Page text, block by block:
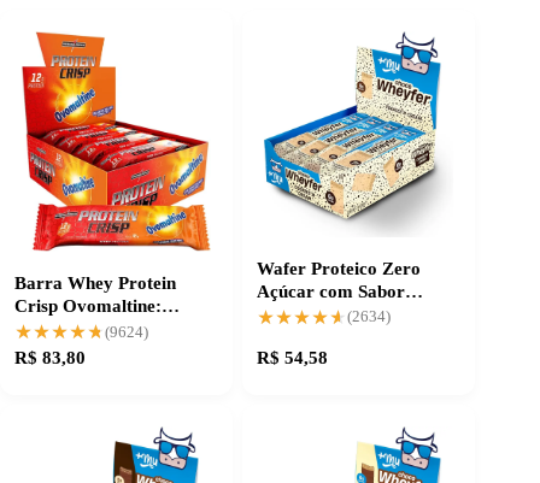
Barra Whey Protein
Crisp Ovomaltine:
Energia sem complicação
★★★★★
★★★★★ (9624)
R$ 83,80
Wafer Proteico Zero
Açúcar com Sabor
Incrível Cookies
★★★★★
★★★★★(2634)
R$ 54,58